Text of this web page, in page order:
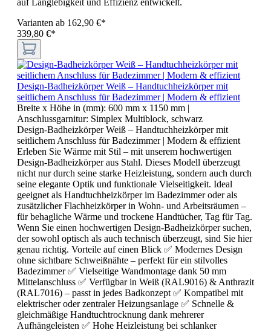
Varianten ab 162,90 €*
339,80 €*
Design-Badheizkörper Weiß – Handtuchheizkörper mit
seitlichem Anschluss für Badezimmer | Modern & effizient
Breite x Höhe in (mm): 600 mm x 1150 mm |
Anschlussgarnitur: Simplex Multiblock, schwarz
Design-Badheizkörper Weiß – Handtuchheizkörper mit
seitlichem Anschluss für Badezimmer | Modern & effizient
Erleben Sie Wärme mit Stil – mit unserem hochwertigen
Design-Badheizkörper aus Stahl. Dieses Modell überzeugt
nicht nur durch seine starke Heizleistung, sondern auch durch
seine elegante Optik und funktionale Vielseitigkeit. Ideal
geeignet als Handtuchheizkörper im Badezimmer oder als
zusätzlicher Flachheizkörper in Wohn- und Arbeitsräumen –
für behagliche Wärme und trockene Handtücher, Tag für Tag.
Wenn Sie einen hochwertigen Design-Badheizkörper suchen,
der sowohl optisch als auch technisch überzeugt, sind Sie hier
genau richtig. Vorteile auf einen Blick ✅ Modernes Design
ohne sichtbare Schweißnähte – perfekt für ein stilvolles
Badezimmer ✅ Vielseitige Wandmontage dank 50 mm
Mittelanschluss ✅ Verfügbar in Weiß (RAL9016) & Anthrazit
(RAL7016) – passt in jedes Badkonzept ✅ Kompatibel mit
elektrischer oder zentraler Heizungsanlage ✅ Schnelle &
gleichmäßige Handtuchtrocknung dank mehrerer
Aufhängeleisten ✅ Hohe Heizleistung bei schlanker